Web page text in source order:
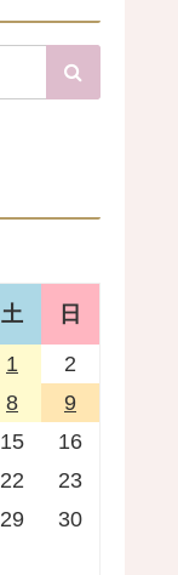
土 日
1
2
8
9
15
16
22
23
29
30